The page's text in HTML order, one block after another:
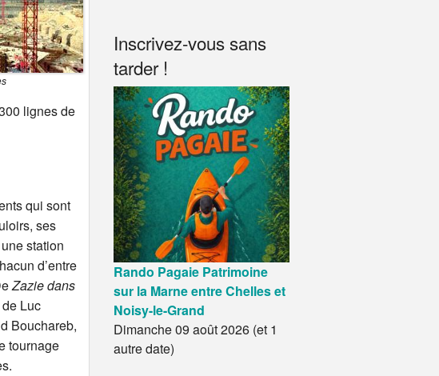
lignes de
qui sont
ses
station
d’entre
Zazie dans
de Luc
Bouchareb,
tournage
Inscrivez-vous sans
tarder !
Rando Pagaie Patrimoine
sur la Marne entre Chelles et
Noisy-le-Grand
Dimanche 09 août 2026 (et 1
autre date)